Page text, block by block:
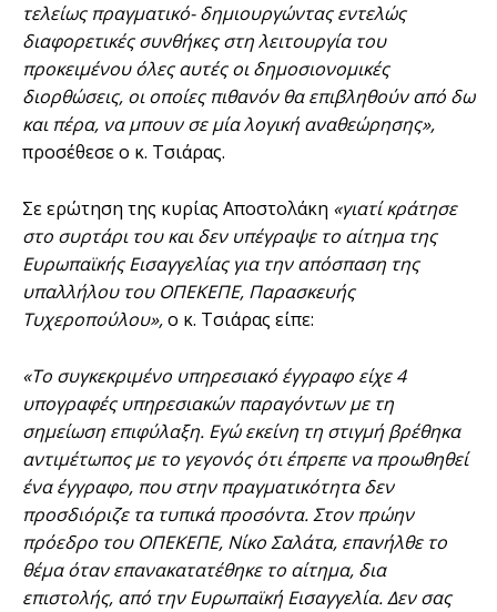
τελείως πραγματικό- δημιουργώντας εντελώς
διαφορετικές συνθήκες στη λειτουργία του
προκειμένου όλες αυτές οι δημοσιονομικές
διορθώσεις, οι οποίες πιθανόν θα επιβληθούν από δω
και πέρα, να μπουν σε μία λογική αναθεώρησης»,
προσέθεσε ο κ. Τσιάρας.
Σε ερώτηση της κυρίας Αποστολάκη «γιατί κράτησε
στο συρτάρι του και δεν υπέγραψε το αίτημα της
Ευρωπαϊκής Εισαγγελίας για την απόσπαση της
υπαλλήλου του ΟΠΕΚΕΠΕ, Παρασκευής
Τυχεροπούλου»,ο κ. Τσιάρας είπε:
«Το συγκεκριμένο υπηρεσιακό έγγραφο είχε 4
υπογραφές υπηρεσιακών παραγόντων με τη
σημείωση επιφύλαξη. Εγώ εκείνη τη στιγμή βρέθηκα
αντιμέτωπος με το γεγονός ότι έπρεπε να προωθηθεί
ένα έγγραφο, που στην πραγματικότητα δεν
προσδιόριζε τα τυπικά προσόντα. Στον πρώην
πρόεδρο του ΟΠΕΚΕΠΕ, Νίκο Σαλάτα, επανήλθε το
θέμα όταν επανακατατέθηκε το αίτημα, δια
επιστολής, από την Ευρωπαϊκή Εισαγγελία. Δεν σας